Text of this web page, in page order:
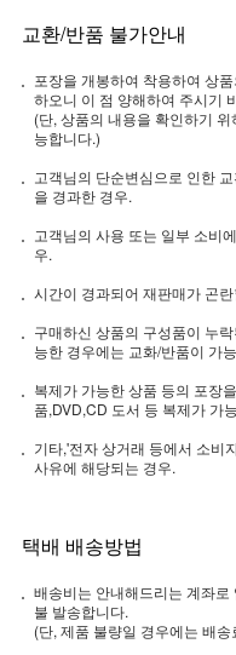
교환/반품 불가안내
포장을 개봉하여 착용하여 상
하오니 이 점 양해하여 주시기
(단, 상품의 내용을 확인하기
능합니다.)
고객님의 단순변심으로 인한
을 경과한 경우.
고객님의 사용 또는 일부 소비
우.
시간이 경과되어 재판매가 곤
구매하신 상품의 구성품이 누
능한 경우에는 교화/반품이 가
복제가 가능한 상품 등의 포장
품,DVD,CD 도서 등 복제가 가
기타,'전자 상거래 등에서 소비
사유에 해당되는 경우.
택배 배송방법
배송비는 안내해드리는 계좌
불 발송합니다.
(단, 제품 불량일 경우에는 배